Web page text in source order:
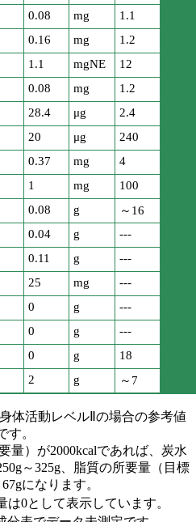
0.08 mg
1.1
0.16 mg
1.2
1.1 mgNE
12
0.08 mg
1.2
28.4 μg
2.4
20 μg
240
0.37 mg
4
1 mg
100
0.08 g
～16
0.04 g
---
0.11 g
---
25 mg
---
0 g
---
0 g
---
0 g
18
2 g ～7
体活動レベルⅡの場合の参考値
す。
量）が2000kcalであれば、炭水
～325g、脂質の所要量（目標
になります。
0として表示しています。